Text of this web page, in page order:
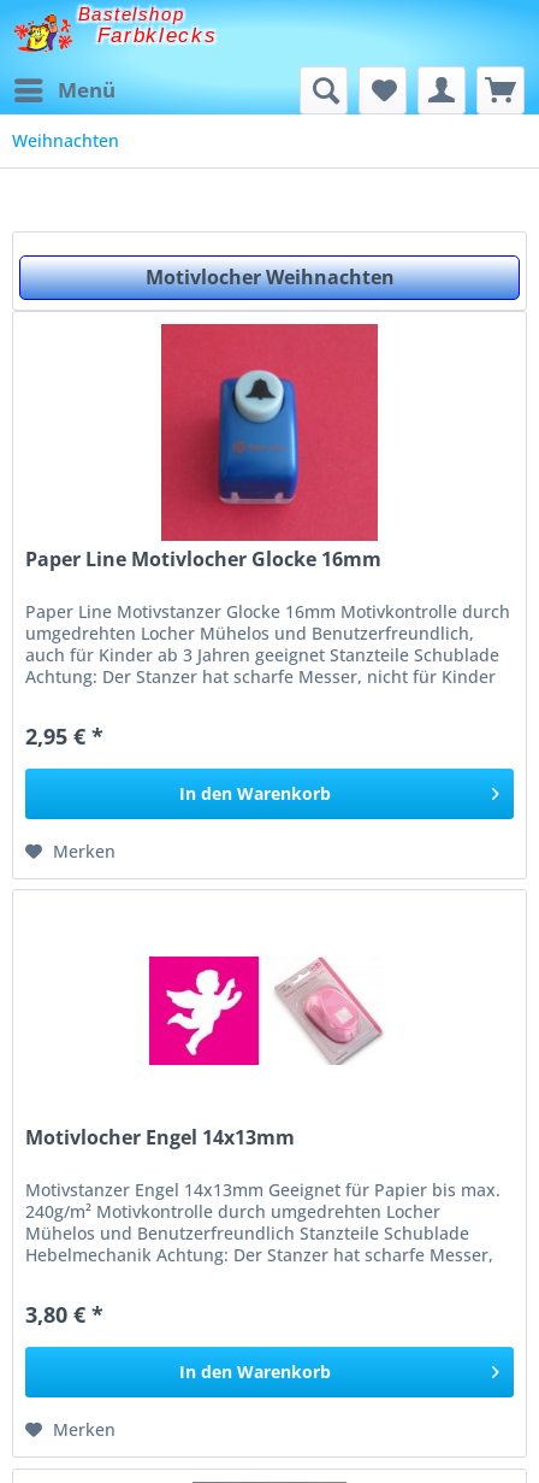
Bastelshop
Farbklecks
Menü
Weihnachten
Motivlocher Weihnachten
Paper Line Motivlocher Glocke 16mm
Paper Line Motivstanzer Glocke 16mm Motivkontrolle durch
umgedrehten Locher Mühelos und Benutzerfreundlich,
auch für Kinder ab 3 Jahren geeignet Stanzteile Schublade
Achtung: Der Stanzer hat scharfe Messer, nicht für Kinder
2,95 € *
In den Warenkorb
Merken
Motivlocher Engel 14x13mm
Motivstanzer Engel 14x13mm Geeignet für Papier bis max.
240g/m² Motivkontrolle durch umgedrehten Locher
Mühelos und Benutzerfreundlich Stanzteile Schublade
Hebelmechanik Achtung: Der Stanzer hat scharfe Messer,
3,80 € *
In den Warenkorb
Merken